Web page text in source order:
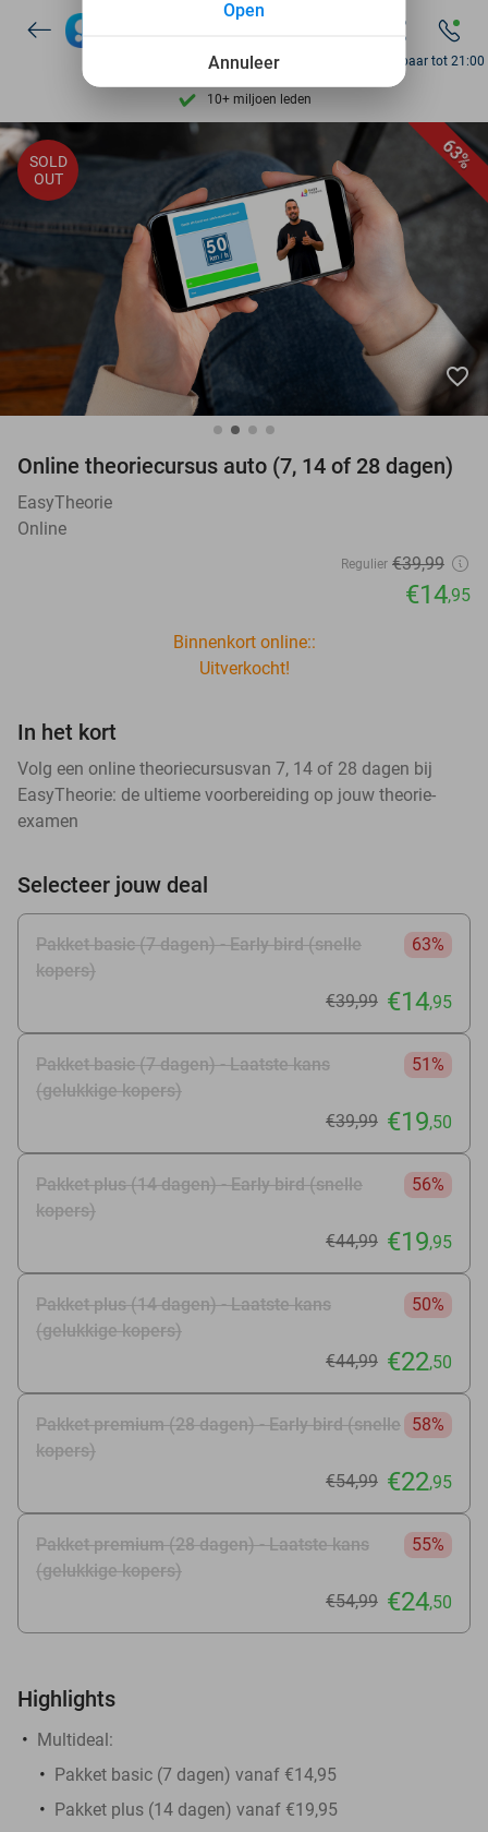
Ontdek 15.000+ deals
7 dagen per week beschikbaar
10+ miljoen leden
206.330 reviews
Ontdek 15.000+ deals
7 dagen per week beschikbaar
10+ miljoen leden
Bereikbaar tot 21:00
63%
SOLD
OUT
favorite_border
Online theoriecursus auto (7, 14 of 28 dagen)
EasyTheorie
Online
Regulier €39,99
€14,95
Binnenkort online::
Uitverkocht!
In het kort
Volg een online theoriecursusvan 7, 14 of 28 dagen bij
EasyTheorie: de ultieme voorbereiding op jouw theorie-
examen
Selecteer jouw deal
Pakket basic (7 dagen) - Early bird (snelle
kopers)
63%
€39,99 €14,95
Pakket basic (7 dagen) - Laatste kans
(gelukkige kopers)
51%
€39,99 €19,50
Pakket plus (14 dagen) - Early bird (snelle
kopers)
56%
€44,99 €19,95
Pakket plus (14 dagen) - Laatste kans
(gelukkige kopers)
50%
€44,99 €22,50
Pakket premium (28 dagen) - Early bird (snelle
kopers)
58%
€54,99 €22,95
Pakket premium (28 dagen) - Laatste kans
(gelukkige kopers)
55%
€54,99 €24,50
Highlights
Multideal:
Pakket basic (7 dagen) vanaf €14,95
Pakket plus (14 dagen) vanaf €19,95
Annuleer
Open